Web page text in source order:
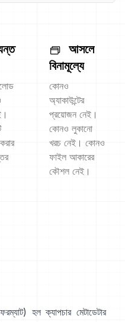
আসলে
বিনামূল্যে
কোনও
অ্যাকাউন্টের
প্রয়োজন নেই।
কোনও লুকানো
খরচ নেই। কোনও
ফাইল আকারের
কৌশল নেই।
হল ক্যাপচার মেটাডেটার